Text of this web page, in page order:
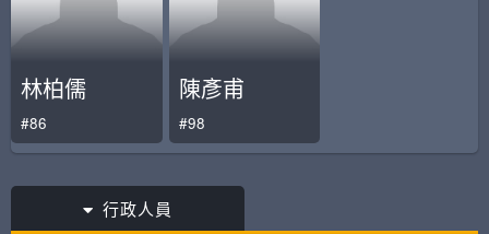
林柏儒
#86
陳彥甫
#98
行政人員